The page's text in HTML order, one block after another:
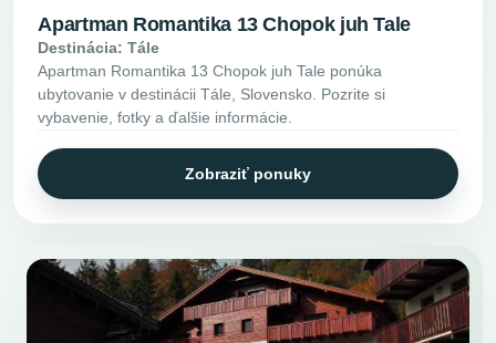
Apartman Romantika 13 Chopok juh Tale
Destinácia: Tále
Apartman Romantika 13 Chopok juh Tale ponúka
ubytovanie v destinácii Tále, Slovensko. Pozrite si
vybavenie, fotky a ďalšie informácie.
Zobraziť ponuky